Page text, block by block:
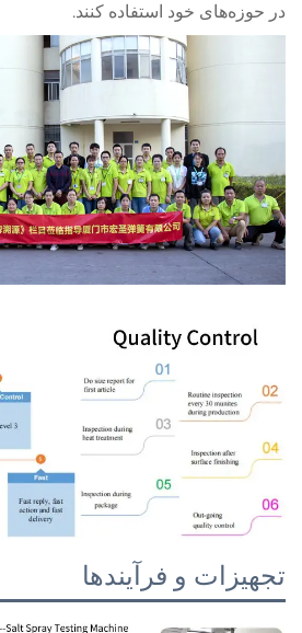
در حوزه‌های خود استفاده کنند.
تجهیزات و فرآیندها